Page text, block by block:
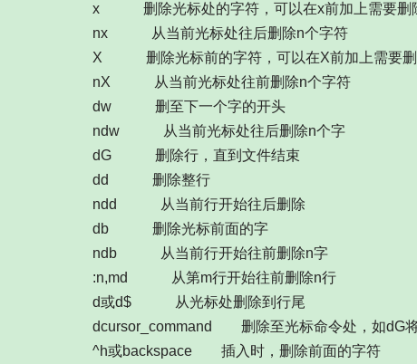
x 删除光标处的字符，可以在x前加上需要删
nx 从当前光标处往后删除n个字符
X 删除光标前的字符，可以在X前加上需要删
nX 从当前光标处往前删除n个字符
dw 删至下一个字的开头
ndw 从当前光标处往后删除n个字
dG 删除行，直到文件结束
dd 删除整行
ndd 从当前行开始往后删除
db 删除光标前面的字
ndb 从当前行开始往前删除n字
:n,md 从第m行开始往前删除n行
d或d$ 从光标处删除到行尾
dcursor_command 删除至光标命令处，如dG将
^h或backspace 插入时，删除前面的字符